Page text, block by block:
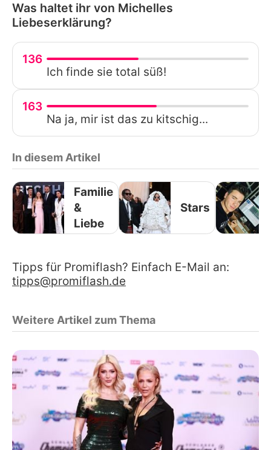
Was haltet ihr von Michelles
Liebeserklärung?
136
Ich finde sie total süß!
163
Na ja, mir ist das zu kitschig...
In diesem Artikel
Familie
&
Liebe
Stars
Tipps für Promiflash? Einfach E-Mail an:
tipps@promiflash.de
Weitere Artikel zum Thema